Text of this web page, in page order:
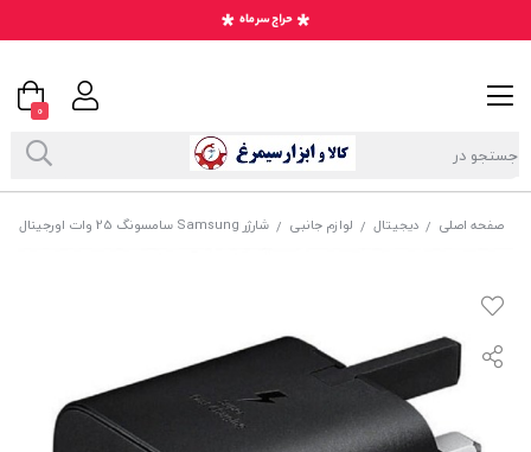
صفحه اصلی / دیجیتال / لوازم جانبی / شارژر Samsung سامسونگ 25 وات اورجینال
0